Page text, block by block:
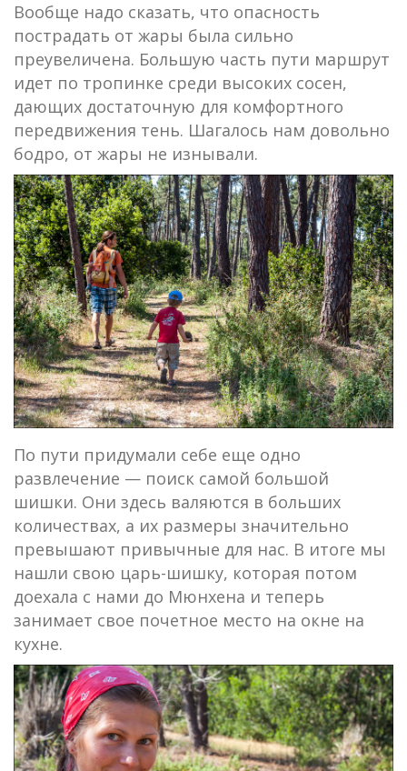
Вообще надо сказать, что опасность
пострадать от жары была сильно
преувеличена. Большую часть пути маршрут
идет по тропинке среди высоких сосен,
дающих достаточную для комфортного
передвижения тень. Шагалось нам довольно
бодро, от жары не изнывали.
По пути придумали себе еще одно
развлечение — поиск самой большой
шишки. Они здесь валяются в больших
количествах, а их размеры значительно
превышают привычные для нас. В итоге мы
нашли свою царь-шишку, которая потом
доехала с нами до Мюнхена и теперь
занимает свое почетное место на окне на
кухне.